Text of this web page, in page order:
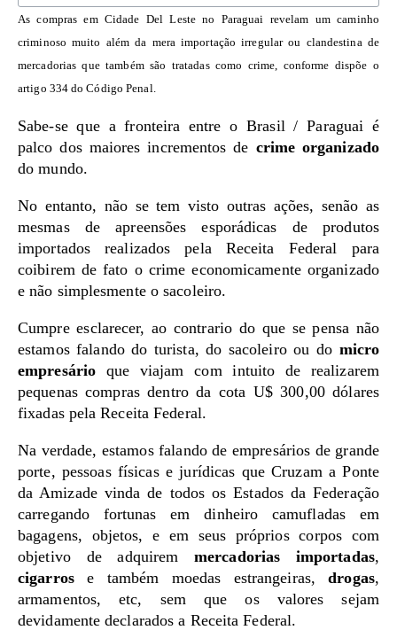
As compras em Cidade Del Leste no Paraguai revelam um caminho
criminoso muito além da mera importação irregular ou clandestina de
mercadorias que também são tratadas como crime, conforme dispõe o
artigo 334 do Código Penal.
Sabe-se que a fronteira entre o Brasil / Paraguai é
palco dos maiores incrementos de crime organizado
do mundo.
No entanto, não se tem visto outras ações, senão as
mesmas de apreensões esporádicas de produtos
importados realizados pela Receita Federal para
coibirem de fato o crime economicamente organizado
e não simplesmente o sacoleiro.
Cumpre esclarecer, ao contrario do que se pensa não
estamos falando do turista, do sacoleiro ou do micro
empresário que viajam com intuito de realizarem
pequenas compras dentro da cota U$ 300,00 dólares
fixadas pela Receita Federal.
Na verdade, estamos falando de empresários de grande
porte, pessoas físicas e jurídicas que Cruzam a Ponte
da Amizade vinda de todos os Estados da Federação
carregando fortunas em dinheiro camufladas em
bagagens, objetos, e em seus próprios corpos com
objetivo de adquiremmercadorias importadas,
cigarrose também moedas estrangeiras,drogas,
armamentos, etc, sem que os valores sejam
devidamente declarados a Receita Federal.